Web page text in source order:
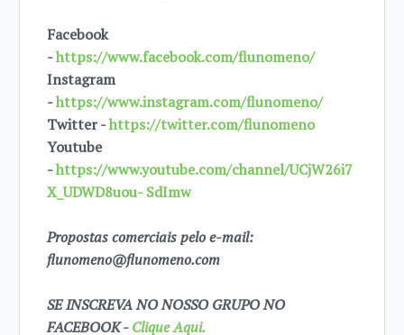
Facebook
-https://www.facebook.com/flunomeno/
Instagram
-https://www.instagram.com/flunomeno/
Twitter -https://twitter.com/flunomeno
Youtube
-https://www.youtube.com/channel/UCjW26i7
X_UDWD8uou- SdImw
Propostas comerciais pelo e-mail:
flunomeno@flunomeno.com
SE INSCREVA NO NOSSO GRUPO NO
FACEBOOK -Clique Aqui.